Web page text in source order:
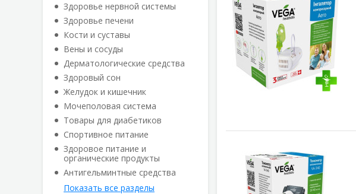
Здоровье нервной системы
Здоровье печени
Кости и суставы
Вены и сосуды
Дерматологические средства
Здоровый сон
Желудок и кишечник
Мочеполовая система
Товары для диабетиков
Спортивное питание
Здоровое питание и
органические продукты
Антигельминтные средства
Показать все разделы